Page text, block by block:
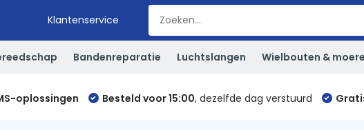
Klantenservice
Bandenreparatie Luchtslangen Wielbouten &
oplossingen Besteld voor 15:00, dezelfde dag verstuurd